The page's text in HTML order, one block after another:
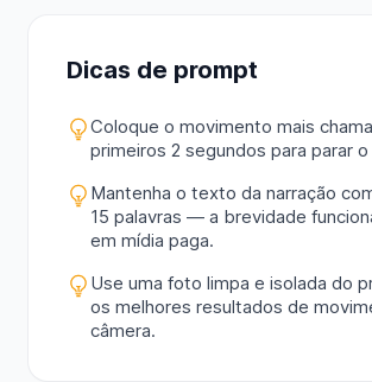
Dicas de prompt
Coloque o movimento mais
primeiros 2 segundos para parar o
Mantenha o texto da narração
15 palavras — a brevidade
em mídia paga.
Use uma foto limpa e isolada do
os melhores resultados de
câmera.